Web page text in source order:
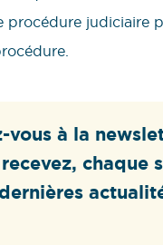
procédure judiciaire
vous à la
chaque